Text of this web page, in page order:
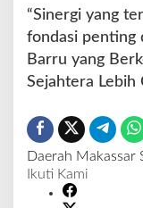
“Sinergi yang
fondasi penting
Barru yang
Sejahtera Lebih
Daerah Makassar
Ikuti Kami